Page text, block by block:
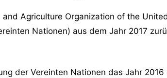
Agriculture Organization of the
Nationen) aus dem Jahr 2017
der Vereinten Nationen das Jahr